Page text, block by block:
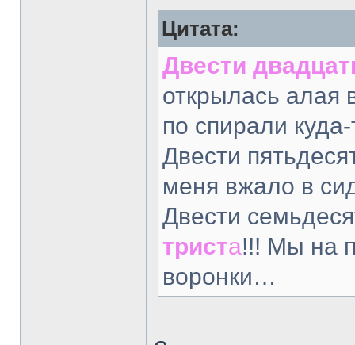
Цитата:
Двести
открылась алая
по спирали
Двести
меня вжало в
Двести
триста!!! Мы на
воронки…